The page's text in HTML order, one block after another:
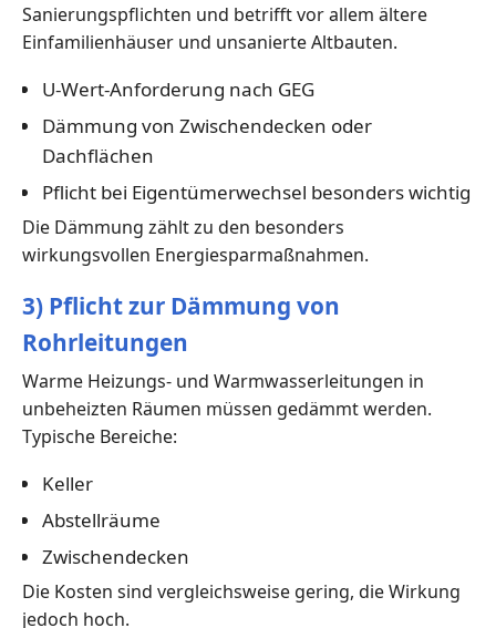
Sanierungspflichten und betrifft vor allem ältere
Einfamilienhäuser und unsanierte Altbauten.
U-Wert-Anforderung nach GEG
Dämmung von Zwischendecken oder
Dachflächen
Pflicht bei Eigentümerwechsel besonders wichtig
Die Dämmung zählt zu den besonders
wirkungsvollen Energiesparmaßnahmen.
3) Pflicht zur Dämmung von
Rohrleitungen
Warme Heizungs- und Warmwasserleitungen in
unbeheizten Räumen müssen gedämmt werden.
Typische Bereiche:
Keller
Abstellräume
Zwischendecken
Die Kosten sind vergleichsweise gering, die Wirkung
jedoch hoch.